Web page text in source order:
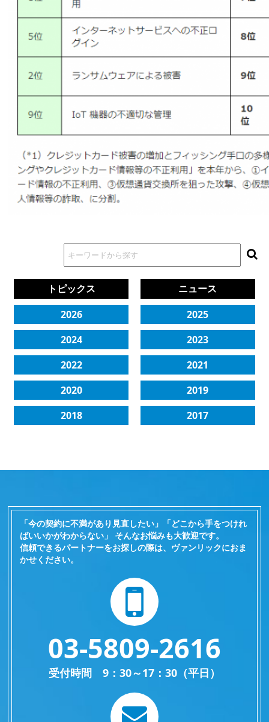
トピックス
ニュース
2026
2025
2024
2023
2022
2021
2020
2019
2018
2017
「今の契約に不満があり見直したい」「どこから手をつけれ
ばいいかがわからない」 そんなお悩みも大歓迎です。
信頼できるパートナーをお探しの際は、ヴァンリックにおま
かせください。
03-5809-2616
受付時間 9：30～17：30（平日）